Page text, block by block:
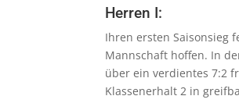
Herren I:
Ihren ersten Saisonsieg
Mannschaft hoffen. In
über ein verdientes 7:2
Klassenerhalt 2 in